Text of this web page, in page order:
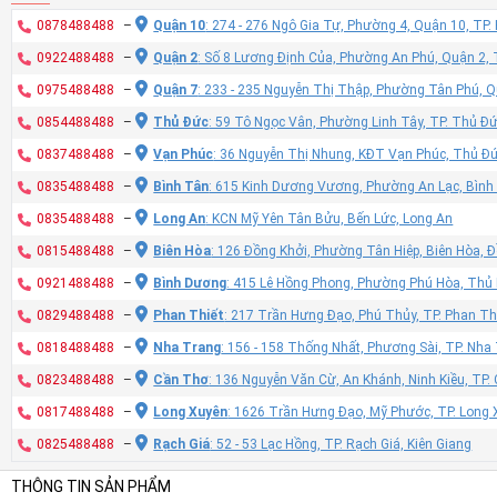
0878488488 – Quận 10: 274 - 276 Ngô Gia Tự, Phường 4, Quận 10, TP.
0922488488 – Quận 2: Số 8 Lương Định Của, Phường An Phú, Quận 2,
0975488488 – Quận 7: 233 - 235 Nguyễn Thị Thập, Phường Tân Phú,
0854488488 – Thủ Đức: 59 Tô Ngọc Vân, Phường Linh Tây, TP. Thủ
0837488488 – Vạn Phúc: 36 Nguyễn Thị Nhung, KĐT Vạn Phúc, Thủ
0835488488 – Bình Tân: 615 Kinh Dương Vương, Phường An Lạc, Bình
0835488488 – Long An: KCN Mỹ Yên Tân Bửu, Bến Lức, Long An
0815488488 – Biên Hòa: 126 Đồng Khởi, Phường Tân Hiệp, Biên Hòa,
0921488488 – Bình Dương: 415 Lê Hồng Phong, Phường Phú Hòa,
0829488488 – Phan Thiết: 217 Trần Hưng Đạo, Phú Thủy, TP. Phan
0818488488 – Nha Trang: 156 - 158 Thống Nhất, Phương Sài, TP.
0823488488 – Cần Thơ: 136 Nguyễn Văn Cừ, An Khánh, Ninh Kiều,
0817488488 – Long Xuyên: 1626 Trần Hưng Đạo, Mỹ Phước, TP. Long
0825488488 – Rạch Giá: 52 - 53 Lạc Hồng, TP. Rạch Giá, Kiên Giang
THÔNG TIN SẢN PHẨM